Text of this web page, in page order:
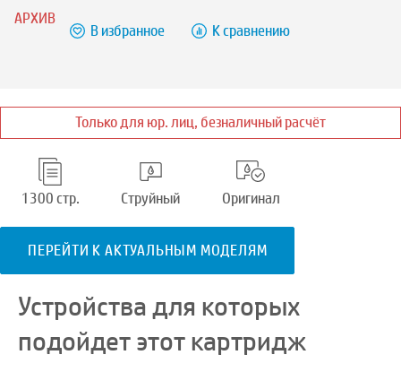
АРХИВ
В избранное К сравнению
Только для юр. лиц, безналичный расчёт
1300 стр. Струйный Оригинал
ПЕРЕЙТИ К АКТУАЛЬНЫМ МОДЕЛЯМ
Устройства для которых
подойдет этот картридж